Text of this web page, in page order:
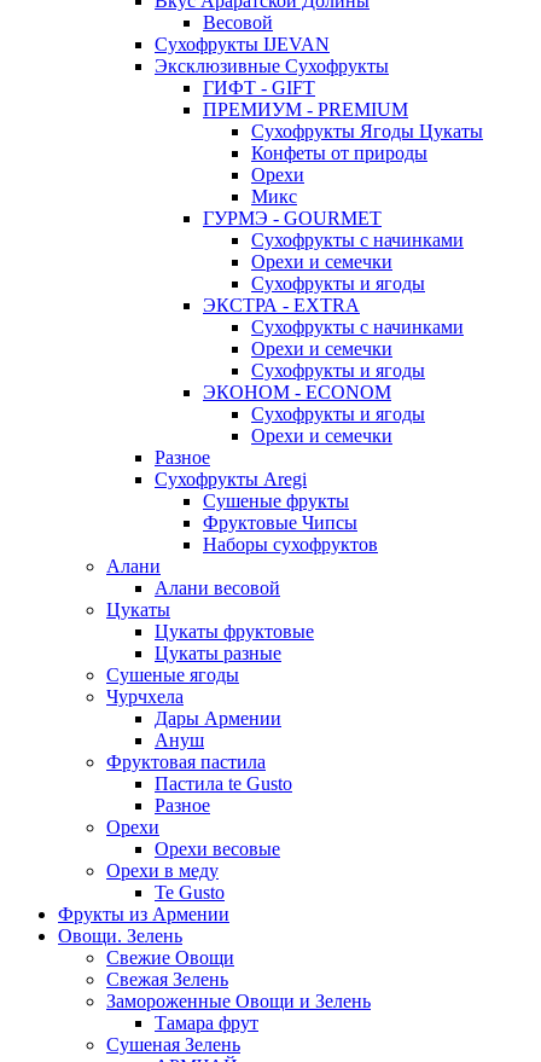
Весовой
Сухофрукты IJEVAN
Эксклюзивные Сухофрукты
ГИФТ - GIFT
ПРЕМИУМ - PREMIUM
Сухофрукты Ягоды Цукаты
Конфеты от природы
Орехи
Микс
ГУРМЭ - GOURMET
Сухофрукты с начинками
Орехи и семечки
Сухофрукты и ягоды
ЭКСТРА - EXTRA
Сухофрукты с начинками
Орехи и семечки
Сухофрукты и ягоды
ЭКОНОМ - ECONOM
Сухофрукты и ягоды
Орехи и семечки
Разное
Сухофрукты Aregi
Сушеные фрукты
Фруктовые Чипсы
Наборы сухофруктов
Алани
Алани весовой
Цукаты
Цукаты фруктовые
Цукаты разные
Сушеные ягоды
Чурчхела
Дары Армении
Ануш
Фруктовая пастила
Пастила te Gusto
Разное
Орехи
Орехи весовые
Орехи в меду
Te Gusto
Фрукты из Армении
Овощи. Зелень
Свежие Овощи
Свежая Зелень
Замороженные Овощи и Зелень
Тамара фрут
Сушеная Зелень